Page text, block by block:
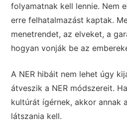
folyamatnak kell lennie. Nem
erre felhatalmazást kaptak.
menetrendet, az elveket, a
hogyan vonják be az
A NER hibáit nem lehet úgy
átveszik a NER módszereit.
kultúrát ígérnek, akkor annak
látszania kell.